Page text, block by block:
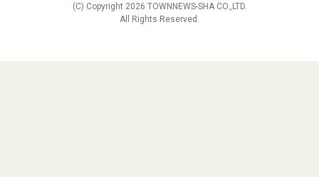
(C) Copyright 2026 TOWNNEWS-SHA CO.,LTD.
All Rights Reserved.